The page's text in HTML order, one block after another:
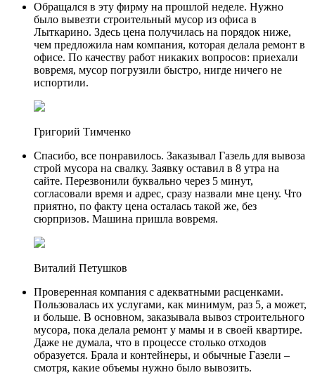
Обращался в эту фирму на прошлой неделе. Нужно
было вывезти строительный мусор из офиса в
Лыткарино. Здесь цена получилась на порядок ниже,
чем предложила нам компания, которая делала ремонт в
офисе. По качеству работ никаких вопросов: приехали
вовремя, мусор погрузили быстро, нигде ничего не
испортили.
Григорий Тимченко
Спасибо, все понравилось. Заказывал Газель для вывоза
строй мусора на свалку. Заявку оставил в 8 утра на
сайте. Перезвонили буквально через 5 минут,
согласовали время и адрес, сразу назвали мне цену. Что
приятно, по факту цена осталась такой же, без
сюрпризов. Машина пришла вовремя.
Виталий Петушков
Проверенная компания с адекватными расценками.
Пользовалась их услугами, как минимум, раз 5, а может,
и больше. В основном, заказывала вывоз строительного
мусора, пока делала ремонт у мамы и в своей квартире.
Даже не думала, что в процессе столько отходов
образуется. Брала и контейнеры, и обычные Газели –
смотря, какие объемы нужно было вывозить.